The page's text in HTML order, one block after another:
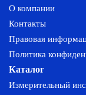
О компании
Контакты
Правовая
Политика
Каталог
Измерительный